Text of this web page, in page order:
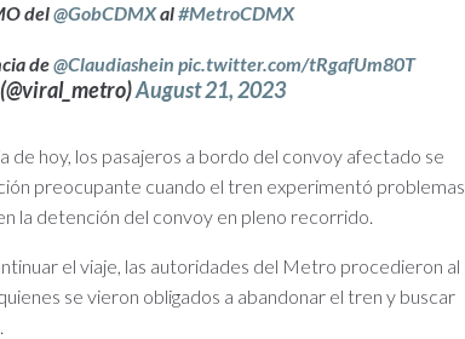
del@GobCDMXal#MetroCDMX
de@Claudiashein pic.twitter.com/tRgafUm80T
August 21, 2023
de hoy, los pasajeros a bordo del convoy afectado se
preocupante cuando el tren experimentó problemas
la detención del convoy en pleno recorrido.
el viaje, las autoridades del Metro procedieron al
se vieron obligados a abandonar el tren y buscar